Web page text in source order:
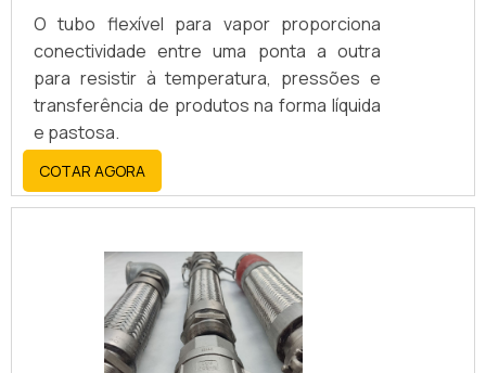
O tubo flexível para vapor proporciona
conectividade entre uma ponta a outra
para resistir à temperatura, pressões e
transferência de produtos na forma líquida
e pastosa.
COTAR AGORA